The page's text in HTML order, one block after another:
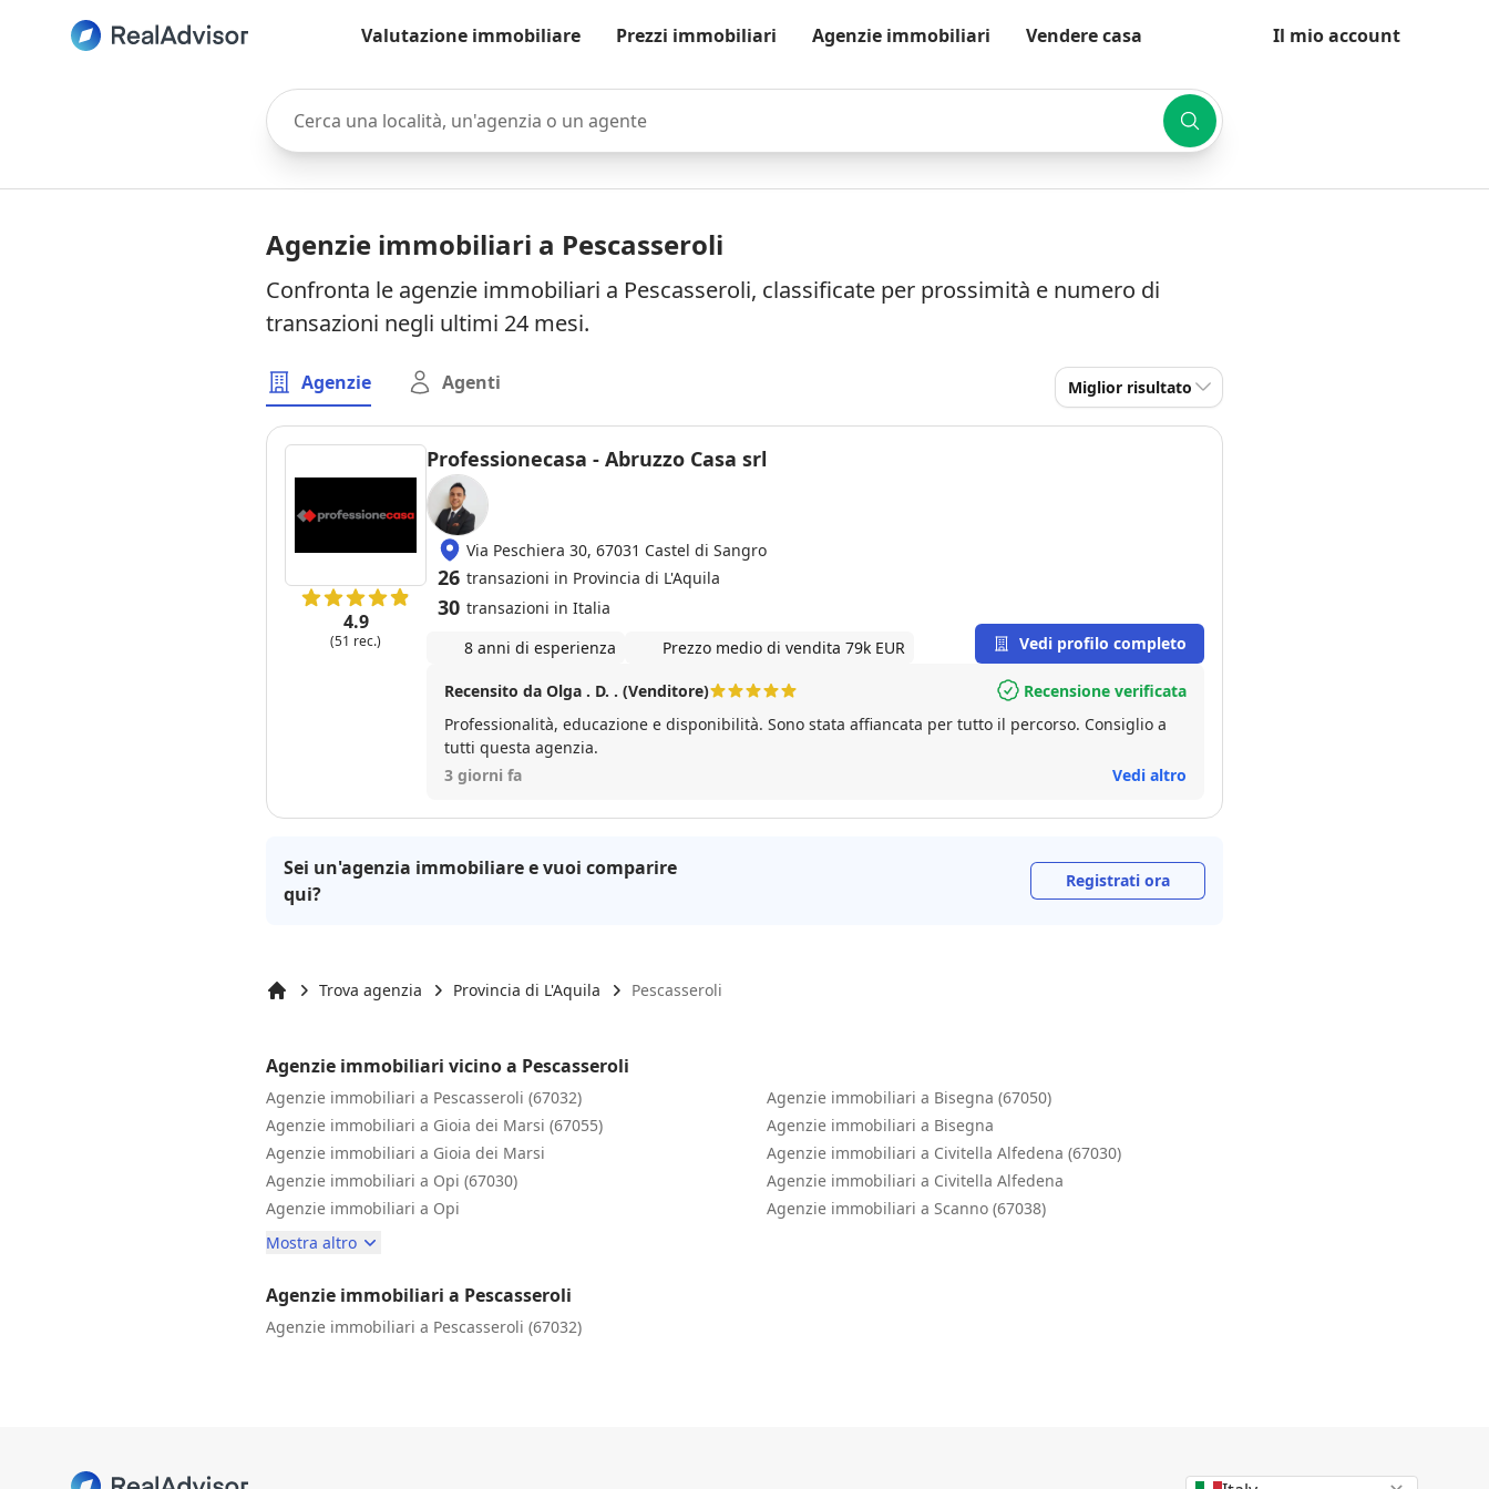
Valutazione immobiliare Prezzi immobiliari Agenzie immobiliari Vendere casa Il mio account
Cerca una località, un'agenzia o un agente
Agenzie immobiliari a Pescasseroli
Confronta le agenzie immobiliari a Pescasseroli, classificate per prossimità e numero di
transazioni negli ultimi 24 mesi.
Agenzie Agenti Miglior risultato
4.9
(51 rec.)
Professionecasa - Abruzzo Casa srl
Via Peschiera 30, 67031 Castel di Sangro
26 transazioni in Provincia di L'Aquila
30 transazioni in Italia
8 anni di esperienza
Prezzo medio di vendita 79k EUR Vedi profilo completo
Recensito da Olga . D. . (Venditore)
Recensione verificata
Professionalità, educazione e disponibilità. Sono stata affiancata per tutto il percorso. Consiglio a
tutti questa agenzia.
3 giorni fa
Vedi altro
Sei un'agenzia immobiliare e vuoi comparire
qui?
Registrati ora
Trova agenzia Provincia di L'Aquila Pescasseroli
Agenzie immobiliari vicino a Pescasseroli
Agenzie immobiliari a Pescasseroli (67032)
Agenzie immobiliari a Gioia dei Marsi (67055)
Agenzie immobiliari a Gioia dei Marsi
Agenzie immobiliari a Opi (67030)
Agenzie immobiliari a Opi
Agenzie immobiliari a Bisegna (67050)
Agenzie immobiliari a Bisegna
Agenzie immobiliari a Civitella Alfedena (67030)
Agenzie immobiliari a Civitella Alfedena
Agenzie immobiliari a Scanno (67038)
Mostra altro
Agenzie immobiliari a Pescasseroli
Agenzie immobiliari a Pescasseroli (67032)